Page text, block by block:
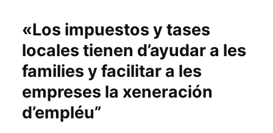
«Los impuestos y tases
locales tienen d’ayudar a les
families y facilitar a les
empreses la xeneración
d’empléu”